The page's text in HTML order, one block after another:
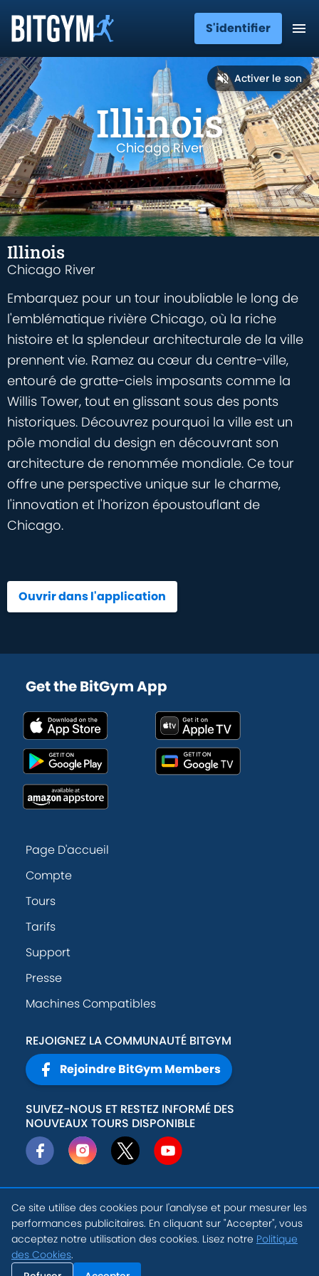
S'identifier
Activer le son
Illinois
Chicago River
Illinois
Chicago River
Embarquez pour un tour inoubliable le long de
l'emblématique rivière Chicago, où la riche
histoire et la splendeur architecturale de la ville
prennent vie. Ramez au cœur du centre-ville,
entouré de gratte-ciels imposants comme la
Willis Tower, tout en glissant sous des ponts
historiques. Découvrez pourquoi la ville est un
pôle mondial du design en découvrant son
architecture de renommée mondiale. Ce tour
offre une perspective unique sur le charme,
l'innovation et l'horizon époustouflant de
Chicago.
Ouvrir dans l'application
Get the BitGym App
Page D'accueil
Compte
Tours
Tarifs
Support
Presse
Machines Compatibles
REJOIGNEZ LA COMMUNAUTÉ BITGYM
Rejoindre BitGym Members
SUIVEZ-NOUS ET RESTEZ INFORMÉ DES
NOUVEAUX TOURS DISPONIBLE
© 2026Active
Theory, Inc.
Politique de
confidentialité
Conditions
FR
Ce site utilise des cookies pour l'analyse et pour mesurer les
performances publicitaires. En cliquant sur "Accepter", vous
acceptez notre utilisation des cookies. Lisez notre Politique
des Cookies.